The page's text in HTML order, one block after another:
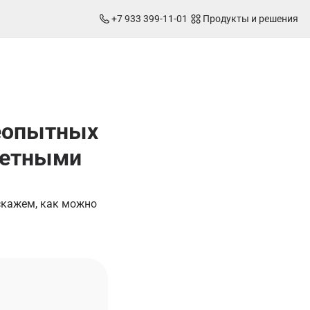
+7 933 399-11-01 Продукты и решения
как можно